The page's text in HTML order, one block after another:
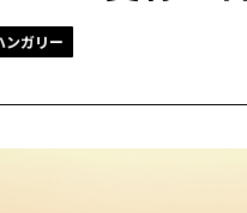
ンガリー